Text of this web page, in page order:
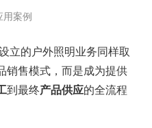
用案例
立的户外照明业务同样取
销售模式，而是成为提供
到最终产品供应的全流程